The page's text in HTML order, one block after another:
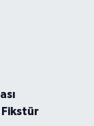
Fikstür